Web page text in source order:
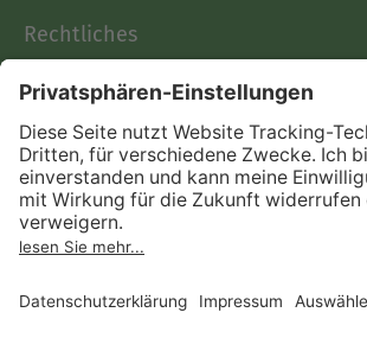
Rechtliches
AGB
Informationen nach Data
Act
Verträge hier kündigen
Impressum